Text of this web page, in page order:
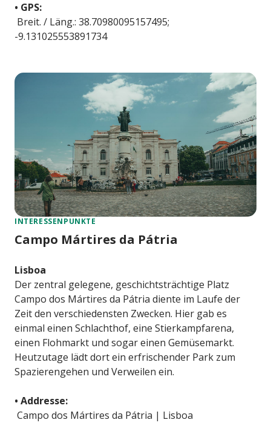
• GPS:
Breit. / Läng.: 38.70980095157495;
-9.131025553891734
INTERESSENPUNKTE
Campo Mártires da Pátria
Lisboa
Der zentral gelegene, geschichtsträchtige Platz
Campo dos Mártires da Pátria diente im Laufe der
Zeit den verschiedensten Zwecken. Hier gab es
einmal einen Schlachthof, eine Stierkampfarena,
einen Flohmarkt und sogar einen Gemüsemarkt.
Heutzutage lädt dort ein erfrischender Park zum
Spazierengehen und Verweilen ein.
• Addresse:
Campo dos Mártires da Pátria | Lisboa